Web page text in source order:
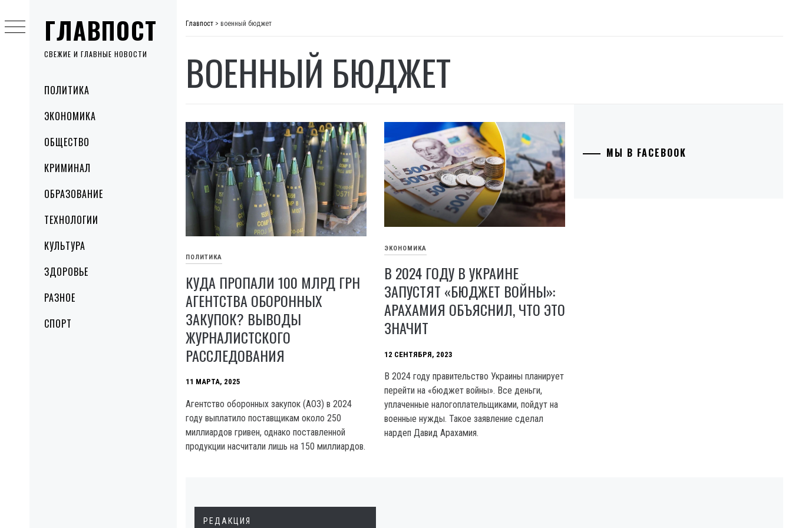
ГЛАВПОСТ
СВЕЖИЕ И ГЛАВНЫЕ НОВОСТИ
MenuПОЛИТИКА
ЭКОНОМИКА
ОБЩЕСТВО
КРИМИНАЛ
ОБРАЗОВАНИЕ
ТЕХНОЛОГИИ
КУЛЬТУРА
ЗДОРОВЬЕ
РАЗНОЕ
СПОРТ
to
content
Главпост > военный бюджет
ВОЕННЫЙ БЮДЖЕТ
ПОЛИТИКА
КУДА ПРОПАЛИ 100 МЛРД ГРН
АГЕНТСТВА ОБОРОННЫХ
ЗАКУПОК? ВЫВОДЫ
ЖУРНАЛИСТСКОГО
РАССЛЕДОВАНИЯ
11 МАРТА, 2025
Агентство оборонных закупок (АОЗ) в 2024
году выплатило поставщикам около 250
миллиардов гривен, однако поставленной
продукции насчитали лишь на 150 миллиардов.
ЭКОНОМИКА
В 2024 ГОДУ В УКРАИНЕ
ЗАПУСТЯТ «БЮДЖЕТ ВОЙНЫ»:
АРАХАМИЯ ОБЪЯСНИЛ, ЧТО ЭТО
ЗНАЧИТ
12 СЕНТЯБРЯ, 2023
В 2024 году правительство Украины планирует
перейти на «бюджет войны». Все деньги,
уплаченные налогоплательщиками, пойдут на
военные нужды. Такое заявление сделал
нардеп Давид Арахамия.
МЫ В FACEBOOK
РЕДАКЦИЯ